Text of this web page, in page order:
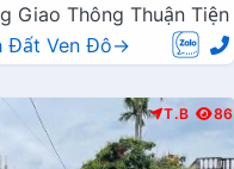
Giao Thông Thuận Tiện
Đất Ven Đô→
T.B 86